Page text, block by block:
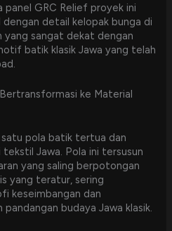
GRC Relief proyek ini
detail kelopak bunga di
yang sangat dekat dengan
batik klasik Jawa yang telah
ke Material
pola batik tertua dan
Jawa. Pola ini tersusun
yang saling berpotongan
yang teratur, sering
keseimbangan dan
budaya Jawa klasik.